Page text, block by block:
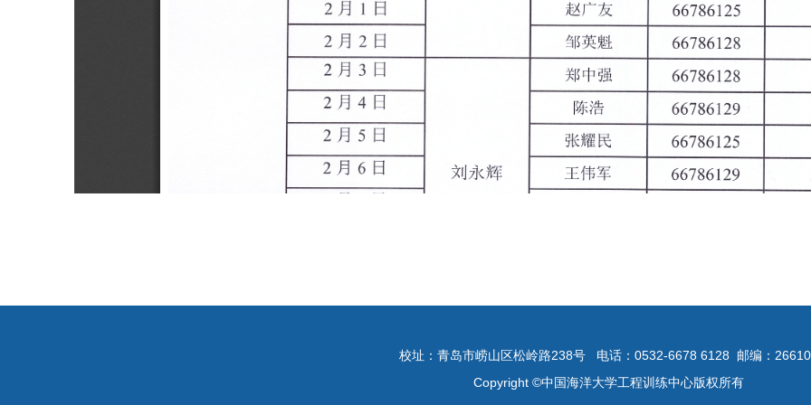
校址：青岛市崂山区松岭路238号 电话：0532-6678 6128
邮编：
Copyright ©中国海洋大学工程训练中心版权所有